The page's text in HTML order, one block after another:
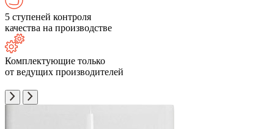
5 ступеней контроля
качества на производстве
Комплектующие только
от ведущих производителей